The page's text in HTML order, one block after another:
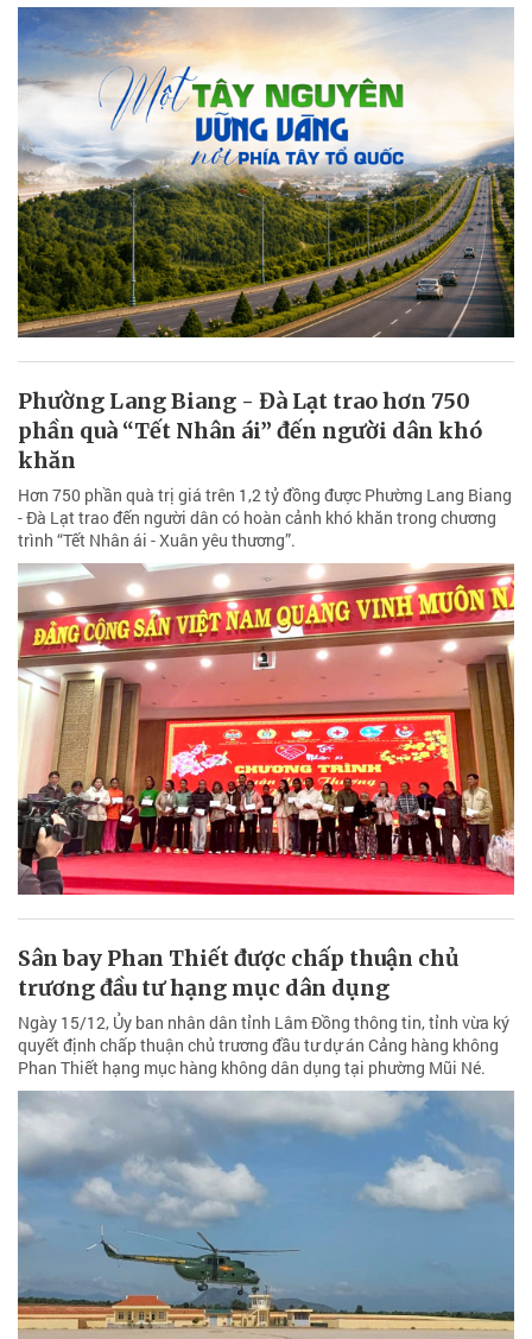
Phường Lang Biang - Đà Lạt trao hơn 750
phần quà “Tết Nhân ái” đến người dân khó
khăn
Hơn 750 phần quà trị giá trên 1,2 tỷ đồng được Phường Lang Biang
- Đà Lạt trao đến người dân có hoàn cảnh khó khăn trong chương
trình “Tết Nhân ái - Xuân yêu thương”.
Sân bay Phan Thiết được chấp thuận chủ
trương đầu tư hạng mục dân dụng
Ngày 15/12, Ủy ban nhân dân tỉnh Lâm Đồng thông tin, tỉnh vừa ký
quyết định chấp thuận chủ trương đầu tư dự án Cảng hàng không
Phan Thiết hạng mục hàng không dân dụng tại phường Mũi Né.